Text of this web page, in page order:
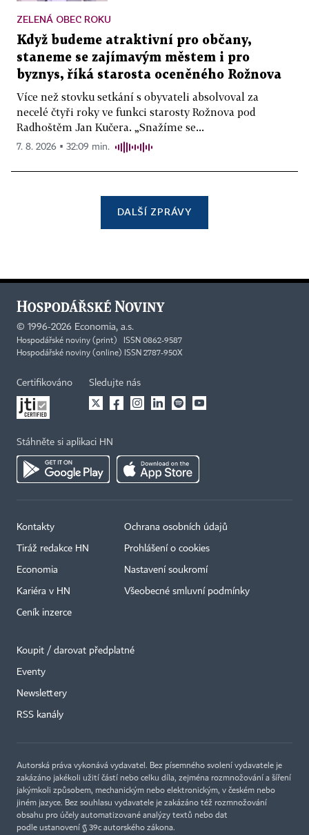
ZELENÁ OBEC ROKU
Když budeme atraktivní pro občany,
staneme se zajímavým městem i pro
byznys, říká starosta oceněného Rožnova
Více než stovku setkání s obyvateli absolvoval za
necelé čtyři roky ve funkci starosty Rožnova pod
Radhoštěm Jan Kučera. „Snažíme se...
7. 8. 2026 ▪ 32:09 min.
DALŠÍ ZPRÁVY
© 1996-2026 Economia, a.s.
Hospodářské noviny (print) ISSN 0862-9587
Hospodářské noviny (online) ISSN 2787-950X
Certifikováno Sledujte nás
Stáhněte si aplikaci HN
Kontakty
Tiráž redakce HN
Economia
Kariéra v HN
Ceník inzerce
Ochrana osobních údajů
Prohlášení o cookies
Nastavení soukromí
Všeobecné smluvní podmínky
Koupit / darovat předplatné
Eventy
Newslettery
RSS kanály
Autorská práva vykonává vydavatel. Bez písemného svolení vydavatele je
zakázáno jakékoli užití částí nebo celku díla, zejména rozmnožování a šíření
jakýmkoli způsobem, mechanickým nebo elektronickým, v českém nebo
jiném jazyce. Bez souhlasu vydavatele je zakázáno též rozmnožování
obsahu pro účely automatizované analýzy textů nebo dat
podle ustanovení § 39c autorského zákona.